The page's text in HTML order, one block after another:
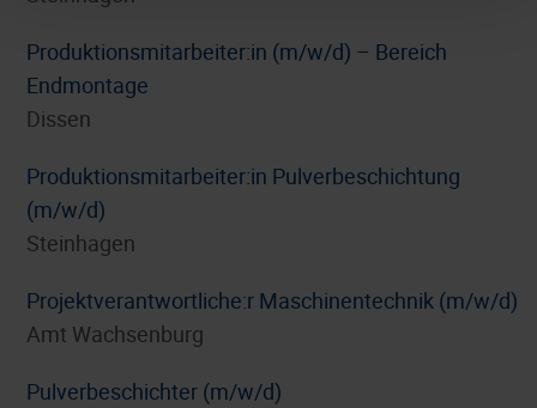
Produktionsmitarbeiter:in (m/w/d) – Bereich
Endmontage
Dissen
Produktionsmitarbeiter:in Pulverbeschichtung
(m/w/d)
Steinhagen
Projektverantwortliche:r Maschinentechnik (m/w/d)
Amt Wachsenburg
Pulverbeschichter (m/w/d)